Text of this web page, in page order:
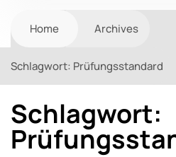
Home Archives
Schlagwort: Prüfungsstandard
Schlagwort: